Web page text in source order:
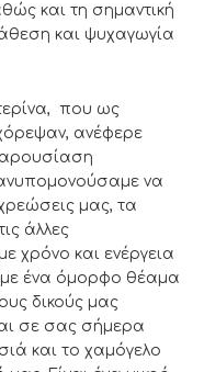
και τη σημαντική
και ψυχαγωγία
που ως
ανέφερε
να
μας, τα
άλλες
χρόνο και ενέργεια
ένα όμορφο θέαμα
δικούς μας
σε σας σήμερα
και το χαμόγελο